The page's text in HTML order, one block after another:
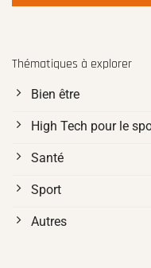
Thématiques à explorer
Bien être
High Tech pour le
Santé
Sport
Autres